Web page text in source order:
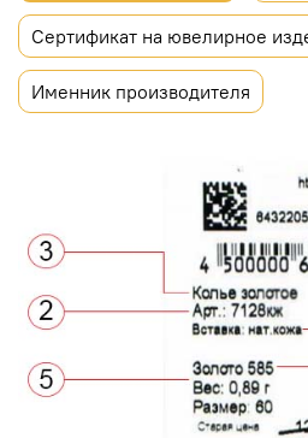
Сертификат на ювелирное
Именник производителя